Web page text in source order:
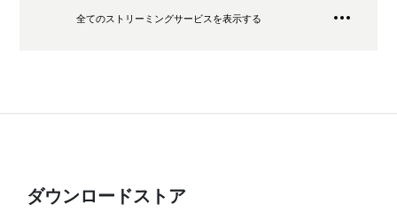
全てのストリーミングサービスを表示する
ダウンロードストア